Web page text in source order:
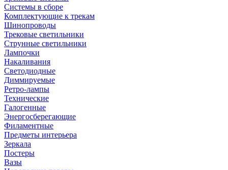
Системы в сборе
Комплектующие к трекам
Шинопроводы
Трековые светильники
Струнные светильники
Лампочки
Накаливания
Светодиодные
Диммируемые
Ретро-лампы
Технические
Галогенные
Энергосберегающие
Филаментные
Предметы интерьера
Зеркала
Постеры
Вазы